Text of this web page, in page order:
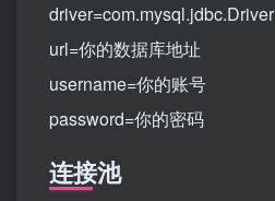
driver=com.mysql.jdbc.Driver
url=你的数据库地址
username=你的账号
password=你的密码
连接池